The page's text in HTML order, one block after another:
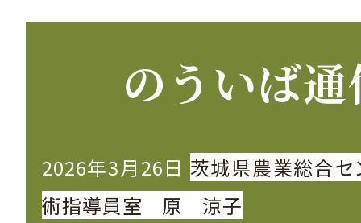
のういば
2026年3月26日 茨城県農業総合セ
術指導員室 原 涼子